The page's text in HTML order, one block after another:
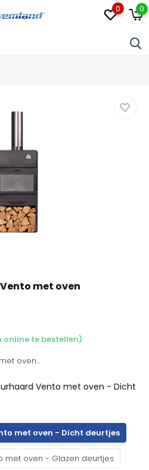
0 0
met oven
online te bestellen)
oven...
Vento met oven - Dicht
met oven - Dicht deurtjes
met oven - Glazen deurtjes